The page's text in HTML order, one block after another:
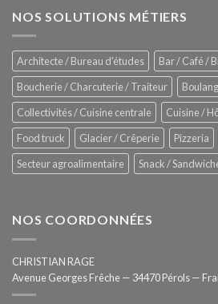
de
Zitrux
–
Hygiène
totale
automatisée
NOS SOLUTIONS MÉTIERS
Architecte / Bureau d'études
Bar / Café /
Boucherie / Charcuterie / Traiteur
Collectivités / Cuisine centrale
Cuisine /
Food truck
Glacier / Crêperie Pizzeria
Secteur agroalimentaire
Snack /
NOS COORDONNÉES
CHRISTIAN RAGE
Avenue Georges Frêche — 34470 Pérols —